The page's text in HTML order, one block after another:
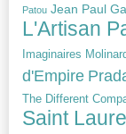
Patou Jean Paul
L'Artisan
Imaginaires
d'Empire
The Different
Saint